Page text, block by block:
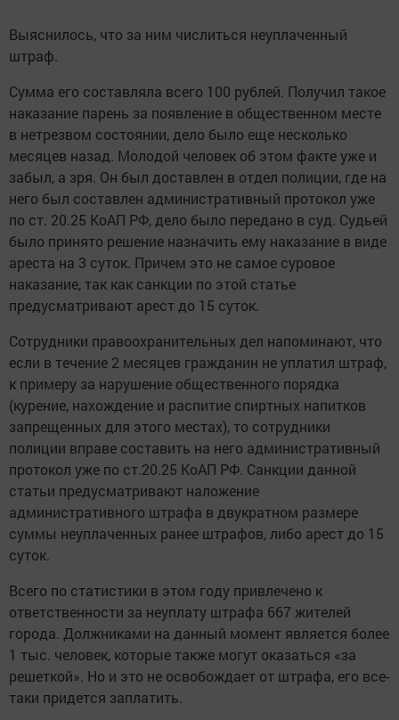
Выяснилось, что за ним числиться неуплаченный
штраф.
Сумма его составляла всего 100 рублей. Получил такое
наказание парень за появление в общественном месте
в нетрезвом состоянии, дело было еще несколько
месяцев назад. Молодой человек об этом факте уже и
забыл, а зря. Он был доставлен в отдел полиции, где на
него был составлен административный протокол уже
по ст. 20.25 КоАП РФ, дело было передано в суд. Судьей
было принято решение назначить ему наказание в виде
ареста на 3 суток. Причем это не самое суровое
наказание, так как санкции по этой статье
предусматривают арест до 15 суток.
Сотрудники правоохранительных дел напоминают, что
если в течение 2 месяцев гражданин не уплатил штраф,
к примеру за нарушение общественного порядка
(курение, нахождение и распитие спиртных напитков
запрещенных для этого местах), то сотрудники
полиции вправе составить на него административный
протокол уже по ст.20.25 КоАП РФ. Санкции данной
статьи предусматривают наложение
административного штрафа в двукратном размере
суммы неуплаченных ранее штрафов, либо арест до 15
суток.
Всего по статистики в этом году привлечено к
ответственности за неуплату штрафа 667 жителей
города. Должниками на данный момент является более
1 тыс. человек, которые также могут оказаться «за
решеткой». Но и это не освобождает от штрафа, его все-
таки придется заплатить.